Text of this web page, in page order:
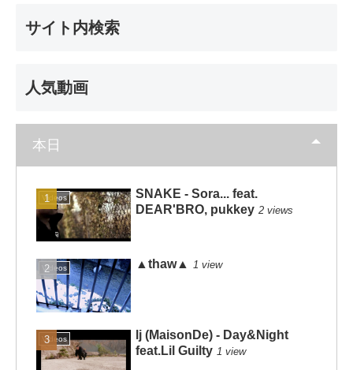
サイト内検索
人気動画
本日
Videos
SNAKE - Sora... feat.
DEAR'BRO, pukkey 2 views
Videos ▲thaw▲ 1 view
Videos
lj (MaisonDe) - Day&Night
feat.Lil Guilty 1 view